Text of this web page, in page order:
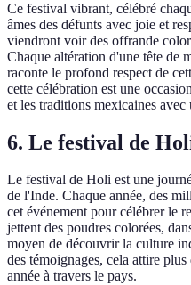
Ce festival vibrant, célébré
âmes des défunts avec joie et
viendront voir des offrande
Chaque altération d'une tête de
raconte le profond respect de
cette célébration est une
et les traditions mexicaines
6. Le festival de
Le festival de Holi est une
de l'Inde. Chaque année, des
cet événement pour célébrer le
jettent des poudres colorées,
moyen de découvrir la culture
des témoignages, cela attire
année à travers le pays.